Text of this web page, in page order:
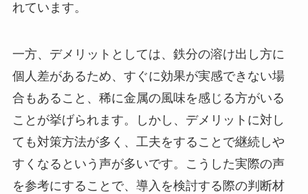
れています。
一方、デメリットとしては、鉄分の溶け出し方に
個人差があるため、すぐに効果が実感できない場
合もあること、稀に金属の風味を感じる方がいる
ことが挙げられます。しかし、デメリットに対し
ても対策方法が多く、工夫をすることで継続しや
すくなるという声が多いです。こうした実際の声
を参考にすることで、導入を検討する際の判断材